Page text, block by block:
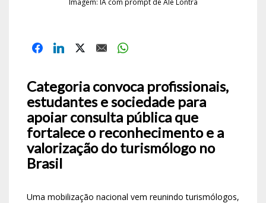
Imagem: IA com prompt de Ale Lontra
Categoria convoca profissionais,
estudantes e sociedade para
apoiar consulta pública que
fortalece o reconhecimento e a
valorização do turismólogo no
Brasil
Uma mobilização nacional vem reunindo turismólogos,